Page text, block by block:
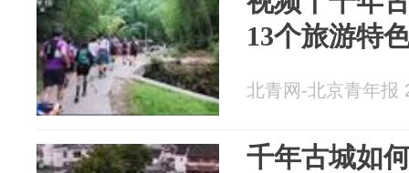
13个旅游特
北青网-北京青年报
千年古城如